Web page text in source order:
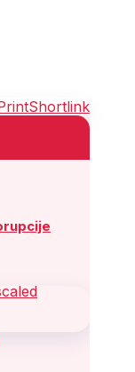
Shortlink